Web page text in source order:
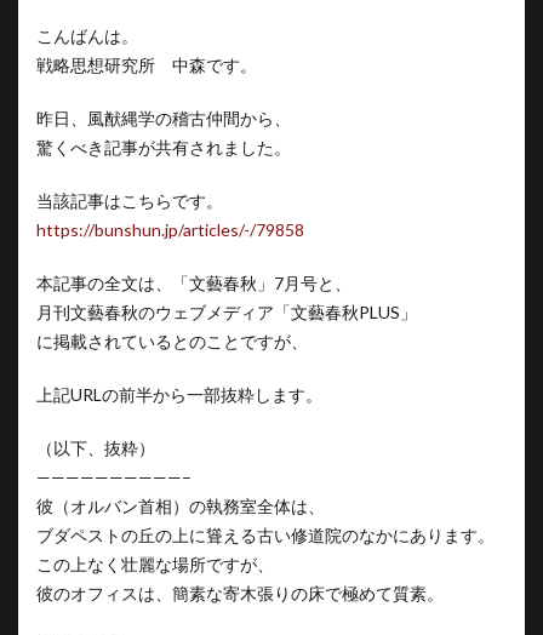
こんばんは。
戦略思想研究所 中森です。
昨日、風猷縄学の稽古仲間から、
驚くべき記事が共有されました。
当該記事はこちらです。
https://bunshun.jp/articles/-/79858
本記事の全文は、「文藝春秋」7月号と、
月刊文藝春秋のウェブメディア「文藝春秋PLUS」
に掲載されているとのことですが、
上記URLの前半から一部抜粋します。
（以下、抜粋）
——————————–
彼（オルバン首相）の執務室全体は、
ブダペストの丘の上に聳える古い修道院のなかにあります。
この上なく壮麗な場所ですが、
彼のオフィスは、簡素な寄木張りの床で極めて質素。